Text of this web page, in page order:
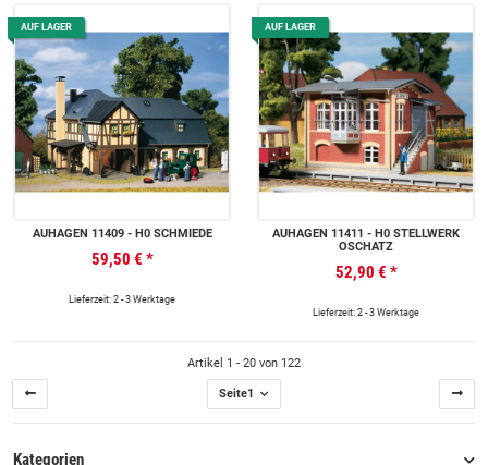
AUF LAGER
AUHAGEN 11409 - H0 SCHMIEDE
59,50 € *
Lieferzeit: 2 - 3 Werktage
AUF LAGER
AUHAGEN 11411 - H0 STELLWERK
OSCHATZ
52,90 € *
Lieferzeit: 2 - 3 Werktage
Artikel 1 - 20 von 122
Seite1
Kategorien